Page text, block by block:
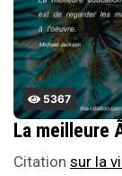
5367
Citation sur la